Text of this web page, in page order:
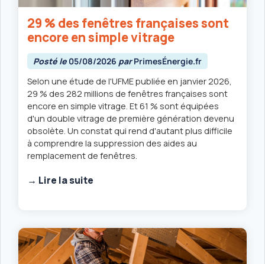
29 % des fenêtres françaises sont
encore en simple vitrage
Posté le 05/08/2026 parPrimesÉnergie.fr
Selon une étude de l'UFME publiée en janvier 2026,
29 % des 282 millions de fenêtres françaises sont
encore en simple vitrage. Et 61 % sont équipées
d'un double vitrage de première génération devenu
obsolète. Un constat qui rend d'autant plus difficile
à comprendre la suppression des aides au
remplacement de fenêtres.
→ Lire la suite